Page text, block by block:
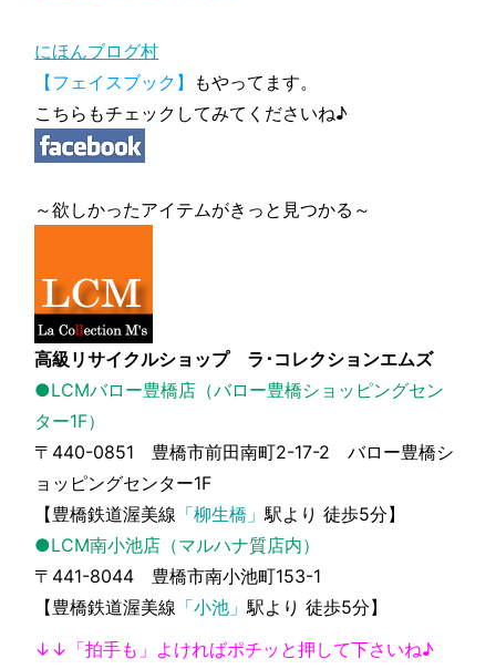
にほんブログ村
【フェイスブック】
もやってます。
こちらもチェックしてみてくださいね♪
～欲しかったアイテムがきっと見つかる～
高級リサイクルショップ ラ･コレクションエムズ
●LCMバロー豊橋店（バロー豊橋ショッピングセン
ター1F）
〒440-0851 豊橋市前田南町2-17-2 バロー豊橋シ
ョッピングセンター1F
【豊橋鉄道渥美線 「柳生橋」駅より 徒歩5分】
●LCM南小池店（マルハナ質店内）
〒441-8044 豊橋市南小池町153-1
【豊橋鉄道渥美線 「小池」駅より 徒歩5分】
↓↓「拍手も」よければポチッと押して下さいね♪